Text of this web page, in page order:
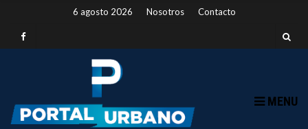
6 agosto 2026 Nosotros Contacto
MENU